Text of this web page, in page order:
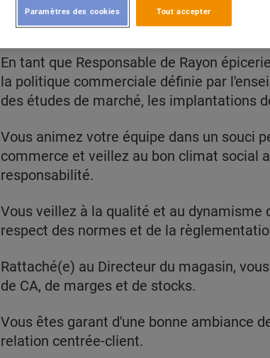
DESCRIPTION
En tant que Responsable de Rayon
la politique commerciale définie par
des études de marché, les implantations
Vous animez votre équipe dans un souci
commerce et veillez au bon climat social
responsabilité.
Vous veillez à la qualité et au
respect des normes et de la
Rattaché(e) au Directeur du magasin,
de CA, de marges et de stocks.
Vous êtes garant d'une bonne ambiance
relation centrée-client.
Tout accepter
Paramètres des cookies